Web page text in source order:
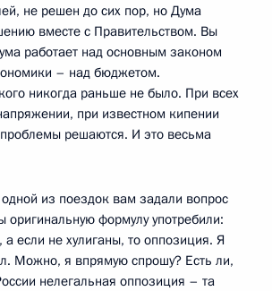
не решен до сих пор, но Дума
вместе с Правительством. Вы
работает над основным законом
– над бюджетом.
никогда раньше не было. При всех
при известном кипении
проблемы решаются. И это весьма
из поездок вам задали вопрос
оригинальную формулу употребили:
а если не хулиганы, то оппозиция. Я
Можно, я впрямую спрошу? Есть ли,
нелегальная оппозиция – та